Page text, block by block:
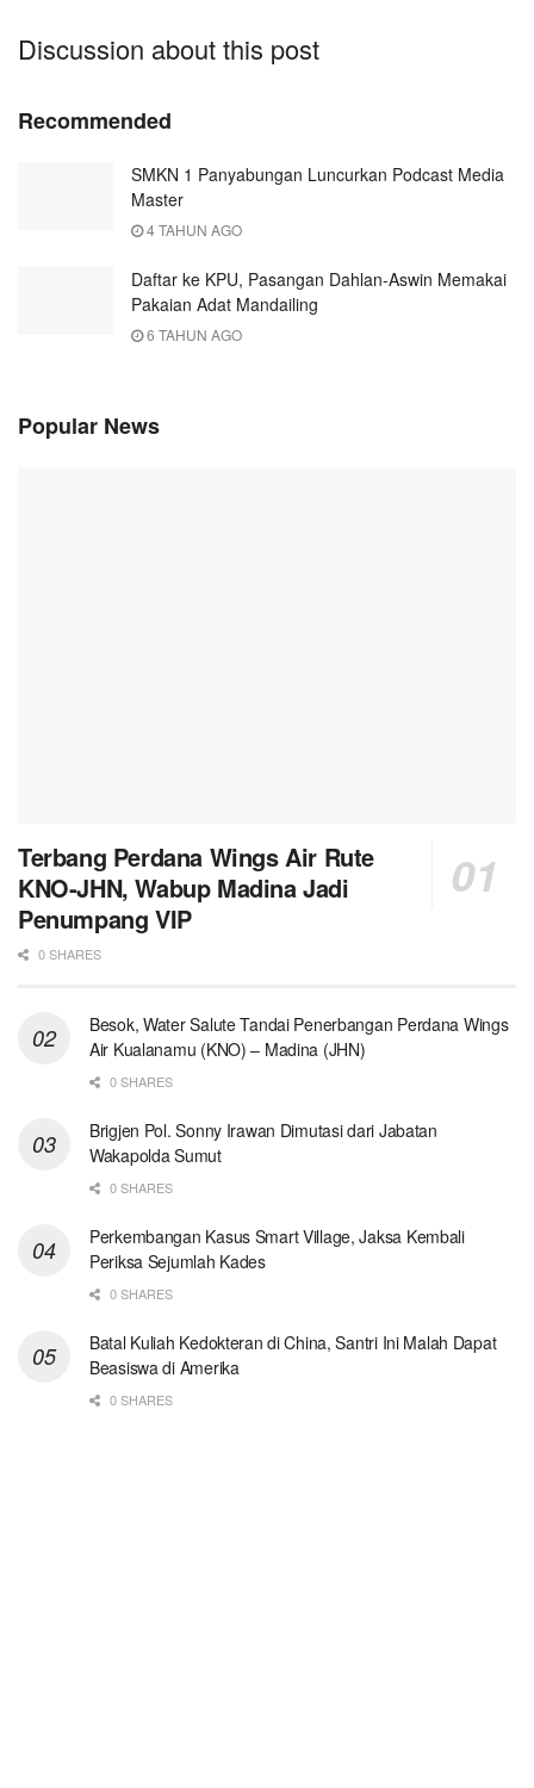
Discussion about this post
Recommended
SMKN 1 Panyabungan Luncurkan Podcast Media
Master
4 TAHUN AGO
Daftar ke KPU, Pasangan Dahlan-Aswin Memakai
Pakaian Adat Mandailing
6 TAHUN AGO
Popular News
Terbang Perdana Wings Air Rute
KNO-JHN, Wabup Madina Jadi
Penumpang VIP
0 SHARES
Besok, Water Salute Tandai Penerbangan Perdana Wings
Air Kualanamu (KNO) – Madina (JHN)
0 SHARES
Brigjen Pol. Sonny Irawan Dimutasi dari Jabatan
Wakapolda Sumut
0 SHARES
Perkembangan Kasus Smart Village, Jaksa Kembali
Periksa Sejumlah Kades
0 SHARES
Batal Kuliah Kedokteran di China, Santri Ini Malah Dapat
Beasiswa di Amerika
0 SHARES